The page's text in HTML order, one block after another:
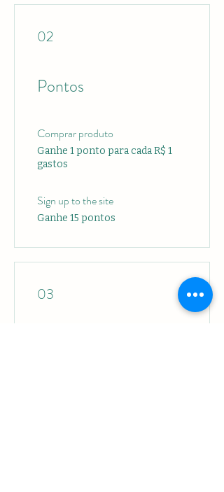
02
Pontos
Comprar produto
Ganhe 1 ponto para cada R$ 1
gastos
Sign up to the site
Ganhe 15 pontos
03